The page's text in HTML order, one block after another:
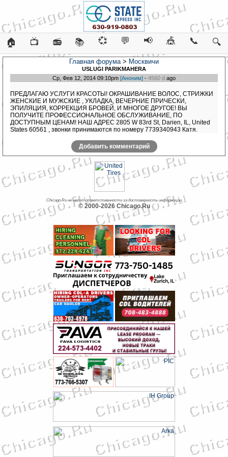
🏠 📺 📻 📚 💞 💬 📢 🎪 📞 🔍
Главная форума> Москвичи
USLUGI PARIKMAHERA
Ср, Фев 12, 2014 09:10pm [Аноним] - 4560 d ago
ПРЕДЛАГАЮ УСЛУГИ КРАСОТЫ! ОКРАШИВАНИЕ ВОЛОС, СТРИЖКИ
ЖЕНСКИЕ И МУЖСКИЕ , УКЛАДКА, ВЕЧЕРНИЕ ПРИЧЕСКИ,
ЭПИЛЯЦИЯ, КОРРЕКЦИЯ БРОВЕЙ, И МНОГОЕ ДРУГОЕ! ВЫ
ПОЛУЧИТЕ ПРОФЕССИОНАЛЬНОЕ ОБСЛУЖИВАНИЕ, ПО
ДОСТУПНЫМ ЦЕНАМ! НАШ АДРЕС 2805 W 83rd St, Darien, IL, United
States 60561 , звонки принимаются по номеру 7739340943 Катя.
Добавить комментарий
Chicago.Ru не несет ответственности за достоверность информации
© 2000-2026 Chicago.Ru